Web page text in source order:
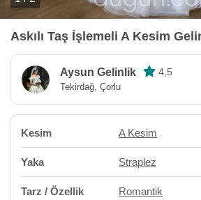
Askılı Taş İşlemeli A Kesim
Aysun Gelinlik 4,5
Tekirdağ, Çorlu
Kesim A Kesim
Yaka Straplez
Tarz / Özellik Romantik